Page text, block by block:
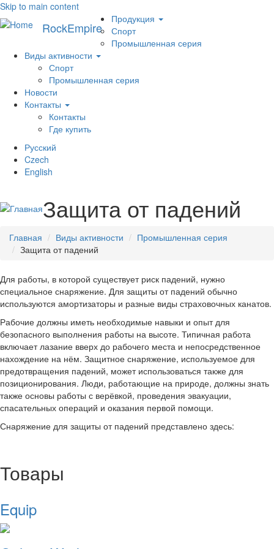
Skip to main content
RockEmpire
Меню
Продукция
Спорт
Промышленная серия
Виды активности
Спорт
Промышленная серия
Новости
Контакты
Контакты
Где купить
Русский
Czech
English
Защита от падений
Главная Виды активности
Промышленная серия
Защита от падений
Для работы, в которой существует риск падений, нужно
специальное снаряжение. Для защиты от падений обычно
используются амортизаторы и разные виды страховочных канатов.
Рабочие должны иметь необходимые навыки и опыт для
безопасного выполнения работы на высоте. Типичная работа
включает лазание вверх до рабочего места и непосредственное
нахождение на нём. Защитное снаряжение, используемое для
предотвращения падений, может использоваться также для
позиционирования. Люди, работающие на природе, должны знать
также основы работы с верёвкой, проведения эвакуации,
спасательных операций и оказания первой помощи.
Снаряжение для защиты от падений представлено здесь:
Товары
Equip